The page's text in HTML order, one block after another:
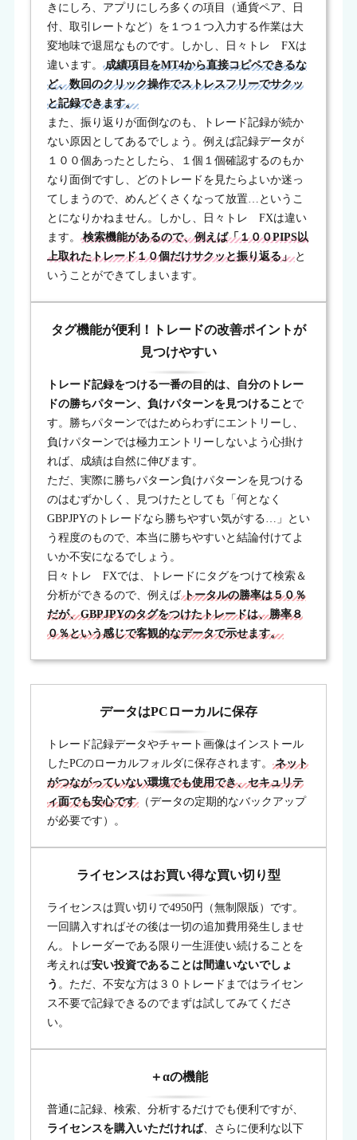
きにしろ、アプリにしろ多くの項目（通貨ペア、日
付、取引レートなど）を１つ１つ入力する作業は大
変地味で退屈なものです。しかし、日々トレ FXは
違います。
成績項目をMT4から直接コピペできるな
ど、数回のクリック操作でストレスフリーでサクッ
と記録できます。
また、振り返りが面倒なのも、トレード記録が続か
ない原因としてあるでしょう。例えば記録データが
１００個あったとしたら、１個１個確認するのもか
なり面倒ですし、どのトレードを見たらよいか迷っ
てしまうので、めんどくさくなって放置…というこ
とになりかねません。しかし、日々トレ FXは違い
ます。
検索機能があるので、例えば「１００PIPS以
上取れたトレード１０個だけサクッと振り返る」 と
いうことができてしまいます。
タグ機能が便利！トレードの改善ポイントが
見つけやすい
トレード記録をつける一番の目的は、自分のトレー
ドの勝ちパターン、負けパターンを見つけること で
す。勝ちパターンではためらわずにエントリーし、
負けパターンでは極力エントリーしないよう心掛け
れば、成績は自然に伸びます。
ただ、実際に勝ちパターン負けパターンを見つける
のはむずかしく、見つけたとしても「何となく
GBPJPYのトレードなら勝ちやすい気がする…」とい
う程度のもので、本当に勝ちやすいと結論付けてよ
いか不安になるでしょう。
日々トレ FXでは、トレードにタグをつけて検索＆
分析ができるので、例えば トータルの勝率は５０％
だが、GBPJPYのタグをつけたトレードは、勝率８
０％という感じで客観的なデータで示せます。
データはPCローカルに保存
トレード記録データやチャート画像はインストール
したPCのローカルフォルダに保存されます。
ネット
がつながっていない環境でも使用でき、セキュリテ
ィ面でも安心です （データの定期的なバックアップ
が必要です）。
ライセンスはお買い得な買い切り型
ライセンスは買い切りで4950円（無制限版）です。
一回購入すればその後は一切の追加費用発生しませ
ん。トレーダーである限り一生涯使い続けることを
考えれば安い投資であることは間違いないでしょ
う 。ただ、不安な方は３０トレードまではライセン
ス不要で記録できるのでまずは試してみてくださ
い。
＋αの機能
普通に記録、検索、分析するだけでも便利ですが、
ライセンスを購入いただければ、さらに便利な以下